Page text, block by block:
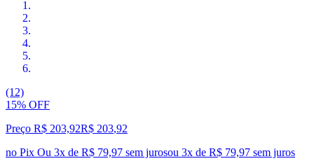
(12)
15% OFF
Preço R$ 203,92R$ 203,92
no Pix Ou 3x de R$ 79,97 sem jurosou 3x de R$ 79,97 sem juros